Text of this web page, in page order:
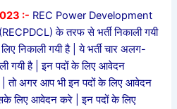
:- REC Power Development
के तरफ से भर्ती निकाली गयी
निकाली गयी है | ये भर्ती चार अलग-
गयी है | इन पदों के लिए आवेदन
तो अगर आप भी इन पदों के लिए आवेदन
लिए आवेदन करे | इन पदों के लिए